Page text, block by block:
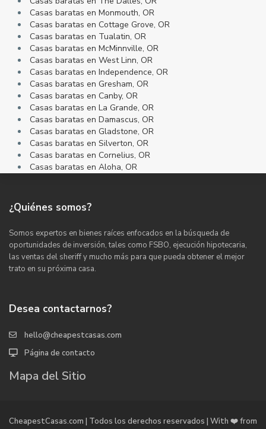
Casas baratas en Monmouth, OR
Casas baratas en Cottage Grove, OR
Casas baratas en Tualatin, OR
Casas baratas en McMinnville, OR
Casas baratas en West Linn, OR
Casas baratas en Independence, OR
Casas baratas en Gresham, OR
Casas baratas en Canby, OR
Casas baratas en La Grande, OR
Casas baratas en Damascus, OR
Casas baratas en Gladstone, OR
Casas baratas en Silverton, OR
Casas baratas en Cornelius, OR
Casas baratas en Aloha, OR
¿Quiénes somos?
Somos expertos en bienes raíces enfocados en la búsqueda de
oportunidades de inversión, tales como FSBO, ejecución hipotecaria,
las ventas del sheriff y mucho más para que pueda obtener el mejor
trato en su próxima casa.
Desea contactarnos?
hello@cheapestcasas.com
Página de contacto
Mapa del Sitio
CheapestCasas.com | Todos los derechos reservados | With ❤️ from